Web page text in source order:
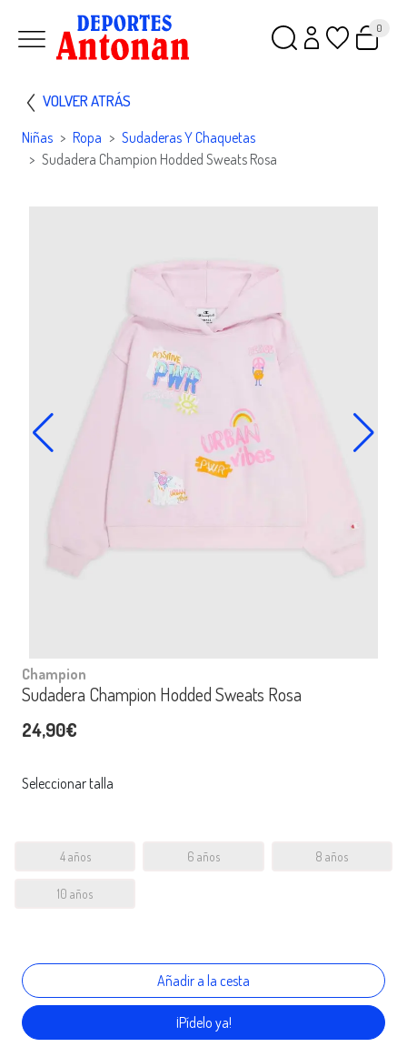
0
VOLVER ATRÁS
Niñas Ropa
Sudaderas Y Chaquetas
Sudadera Champion Hodded Sweats Rosa
Champion
Sudadera Champion Hodded Sweats Rosa
24,90€
Seleccionar talla
4 años 6 años 8 años
10 años
¡Pídelo ya!